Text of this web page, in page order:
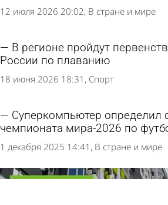
12 июля 2026 20:02 В стране и мире
В регионе пройдут
России по плаванию
18 июня 2026 18:31 Спорт
Суперкомпьютер определил
чемпионата мира-2026 по
1 декабря 2025 14:41 В стране и мире